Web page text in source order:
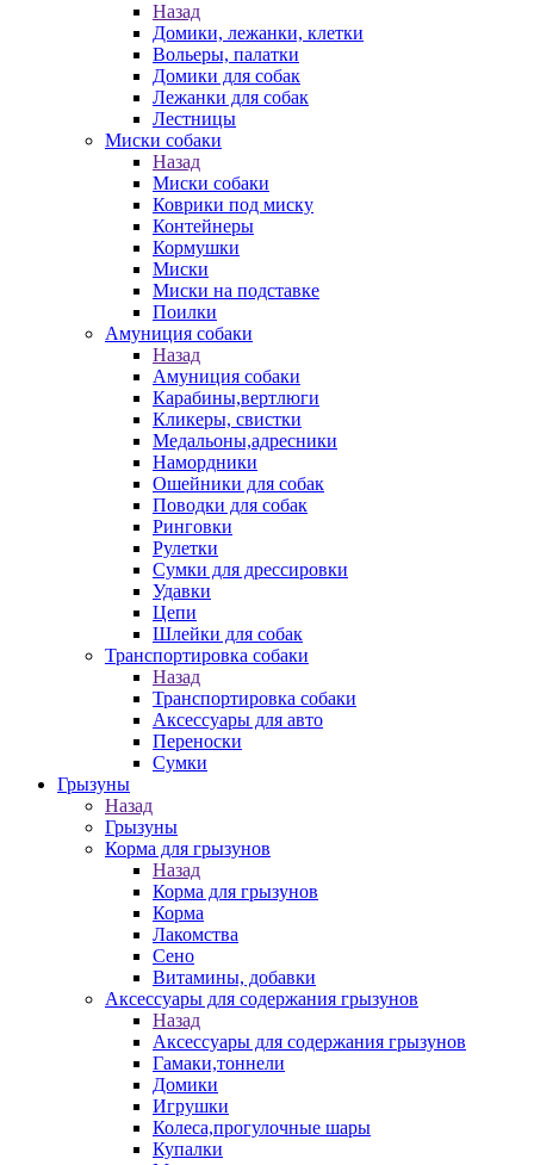
Назад
Домики, лежанки, клетки
Вольеры, палатки
Домики для собак
Лежанки для собак
Лестницы
Миски собаки
Назад
Миски собаки
Коврики под миску
Контейнеры
Кормушки
Миски
Миски на подставке
Поилки
Амуниция собаки
Назад
Амуниция собаки
Карабины,вертлюги
Кликеры, свистки
Медальоны,адресники
Намордники
Ошейники для собак
Поводки для собак
Ринговки
Рулетки
Сумки для дрессировки
Удавки
Цепи
Шлейки для собак
Транспортировка собаки
Назад
Транспортировка собаки
Аксессуары для авто
Переноски
Сумки
Грызуны
Назад
Грызуны
Корма для грызунов
Назад
Корма для грызунов
Корма
Лакомства
Сено
Витамины, добавки
Аксессуары для содержания грызунов
Назад
Аксессуары для содержания грызунов
Гамаки,тоннели
Домики
Игрушки
Колеса,прогулочные шары
Купалки